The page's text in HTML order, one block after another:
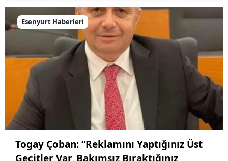
Esenyurt Haberleri
Togay Çoban: “Reklamını Yaptığınız Üst
Geçitler Var, Bakımsız Bıraktığınız